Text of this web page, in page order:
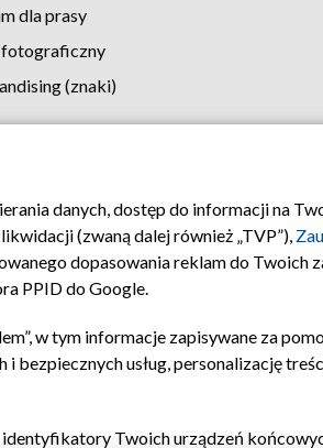
dla prasy
fotograficzny
(znaki)
Kontakt
danych, dostęp do informacji na
(zwaną dalej również „TVP”),
dopasowania reklam do Twoich
PPID do Google.
w tym informacje zapisywane za
usług, personalizację
identyfikatory Twoich urządzeń